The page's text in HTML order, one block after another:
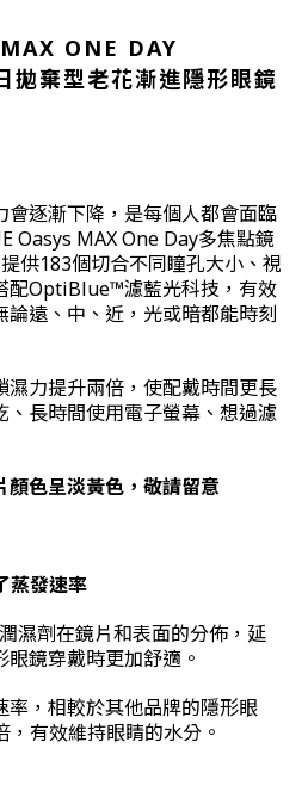
ONE DAY
棄型老花漸進隱形眼鏡
會逐漸下降，是每個人都會面臨
Oasys MAX One Day多焦點鏡
供183個切合不同瞳孔大小、視
配OptiBlue™濾藍光科技，有效
遠、中、近，光或暗都能時刻
濕力提升兩倍，使配戴時間更長
、長時間使用電子螢幕、想過濾
顏色呈淡黃色 ，敬請留意
蒸發速率
濕劑在鏡片和表面的分佈，延
鏡穿戴時更加舒適。
率，相較於其他品牌的隱形眼
有效維持眼睛的水分。